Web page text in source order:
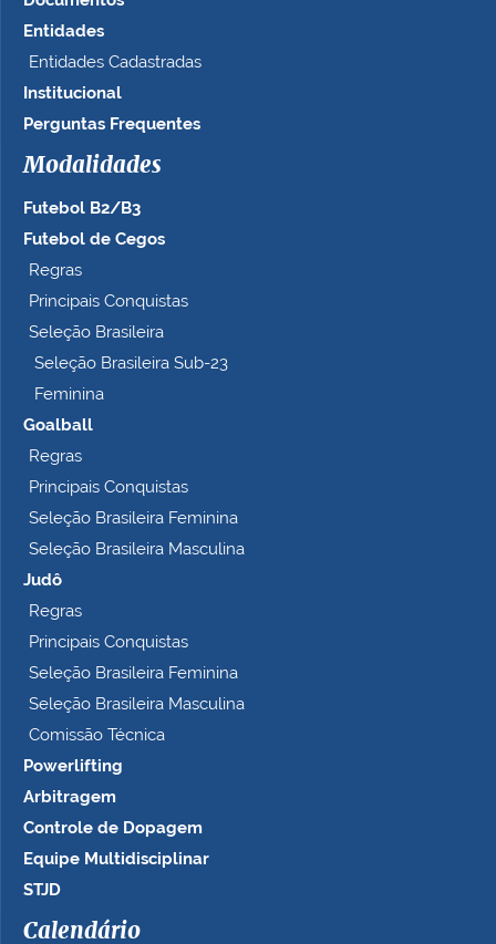
Entidades
Entidades Cadastradas
Institucional
Perguntas Frequentes
Modalidades
Futebol B2/B3
Futebol de Cegos
Regras
Principais Conquistas
Seleção Brasileira
Seleção Brasileira Sub-23
Feminina
Goalball
Regras
Principais Conquistas
Seleção Brasileira Feminina
Seleção Brasileira Masculina
Judô
Regras
Principais Conquistas
Seleção Brasileira Feminina
Seleção Brasileira Masculina
Comissão Técnica
Powerlifting
Arbitragem
Controle de Dopagem
Equipe Multidisciplinar
STJD
Calendário